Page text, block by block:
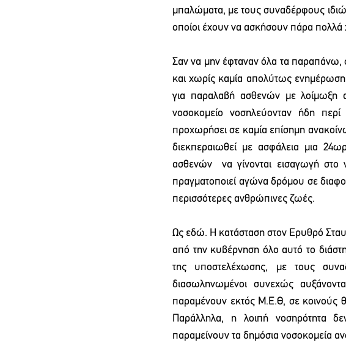
μπαλώματα, με τους συναδέρφους
οποίοι έχουν να ασκήσουν πάρα πολλά
Σαν να μην έφταναν όλα τα παραπάνω,
και χωρίς καμία απολύτως
για παραλαβή ασθενών με
νοσοκομείο νοσηλεύονταν ήδη
προχωρήσει σε καμία επίσημη
διεκπεραιωθεί με ασφάλεια μια
ασθενών  να γίνονται εισαγωγή στο
πραγματοποιεί αγώνα δρόμου σε
περισσότερες ανθρώπινες ζωές.
Ως εδώ. Η κατάσταση στον Ερυθρό
από την κυβέρνηση όλο αυτό το
της υποστελέχωσης, με τους
διασωληνωμένοι συνεχώς
παραμένουν εκτός Μ.Ε.Θ, σε κοινούς
Παράλληλα, η λοιπή νοσηρότητα
παραμείνουν τα δημόσια νοσοκομεία